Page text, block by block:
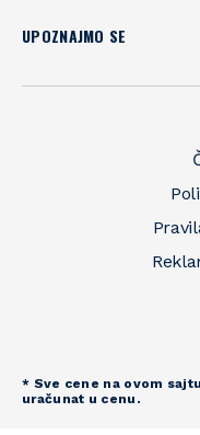
UPOZNAJMO SE
* Sve cene na ovom
uračunat u cenu.